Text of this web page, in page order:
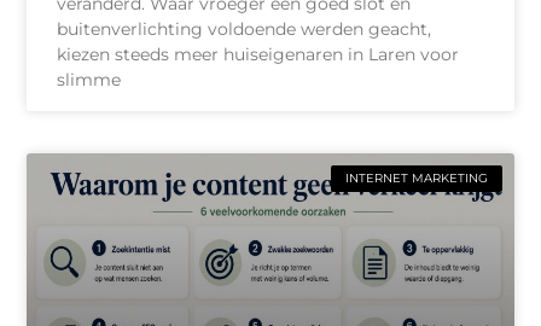
buitenverlichting voldoende werden geacht,
kiezen steeds meer huiseigenaren in Laren voor
slimme
INTERNET MARKETING